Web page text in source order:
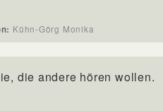
Kühn-Görg Monika
die andere hören wollen.